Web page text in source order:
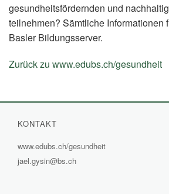
gesundheitsfördernden und
teilnehmen? Sämtliche Informationen
Basler Bildungsserver.
Zurück zu www.edubs.ch/gesundheit
KONTAKT
www.edubs.ch/gesundheit
jael.gysin@bs.ch